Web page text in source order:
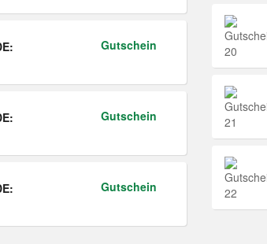
Gutschein
Gutschein
Gutschein